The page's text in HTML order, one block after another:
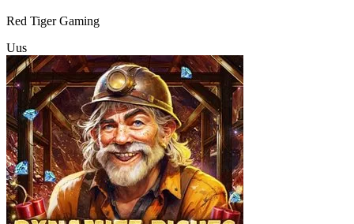
Red Tiger Gaming
Uus